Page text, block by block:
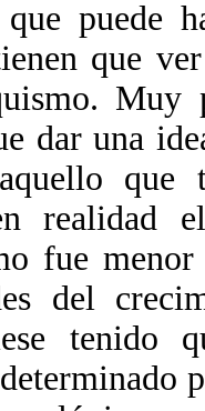
puede
que
dar una
que
realidad
fue
del
tenido